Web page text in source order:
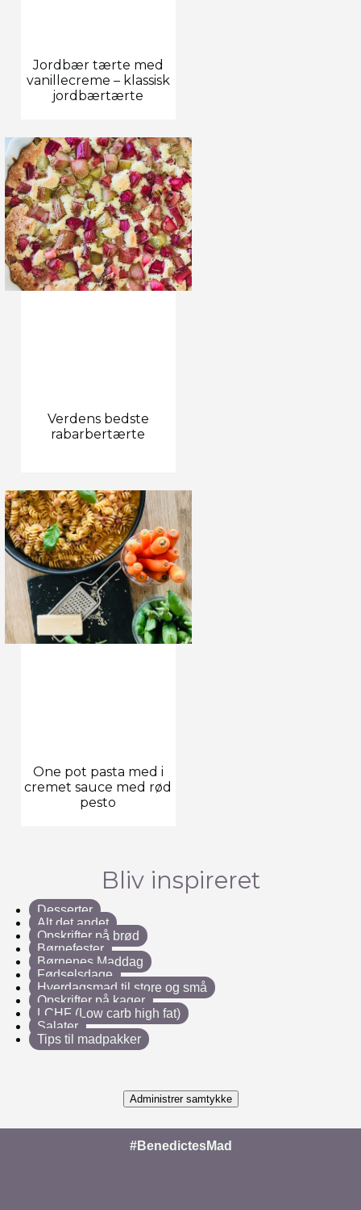
Jordbær tærte med
vanillecreme – klassisk
jordbærtærte
Verdens bedste
rabarbertærte
One pot pasta med i
cremet sauce med rød
pesto
Bliv inspireret
Desserter
Alt det andet
Opskrifter på brød
Børnefester
Børnenes Maddag
Fødselsdage
Hverdagsmad til store og små
Opskrifter på kager
LCHF (Low carb high fat)
Salater
Tips til madpakker
Administrer samtykke
#BenedictesMad